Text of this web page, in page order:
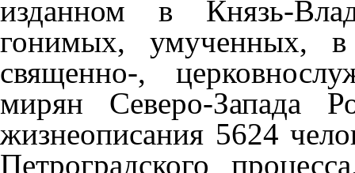
изданном в Князь-
гонимых, умученных, в
священно-,
мирян Северо-Запада
жизнеописания 5624
Петроградского